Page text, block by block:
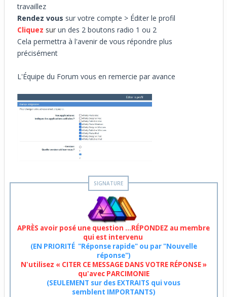
travaillez
Rendez vous sur votre compte > Éditer le profil
Cliquez surun des 2 boutons radio 1 ou 2
Cela permettra à l'avenir de vous répondre plus
précisément
L'Équipe du Forum vous en remercie par avance
APRÈS avoir posé une question ...RÉPONDEZ au membre
qui est intervenu
(EN PRIORITÉ "Réponse rapide" ou par "Nouvelle
réponse")
N'utilisez « CITER CE MESSAGE DANS VOTRE RÉPONSE »
qu'avec PARCIMONIE
(SEULEMENT sur des EXTRAITS qui vous
semblent IMPORTANTS)